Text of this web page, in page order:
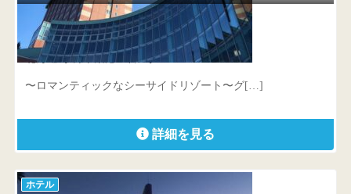
グランドパーク小樽
北海道 小樽市築港11番3号
〜ロマンティックなシーサイドリゾート〜グ[…]
詳細を見る
ホテル